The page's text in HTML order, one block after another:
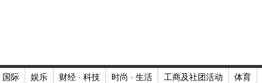
国际 娱乐 财经 · 科技 时尚 · 生活 工商及社团活动 体育